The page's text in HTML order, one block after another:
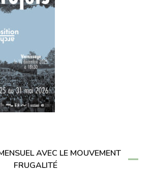
AVEC LE MOUVEMENT
FRUGALITÉ